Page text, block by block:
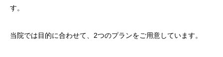
す。
当院では目的に合わせて、2つのプランをご用意しています。